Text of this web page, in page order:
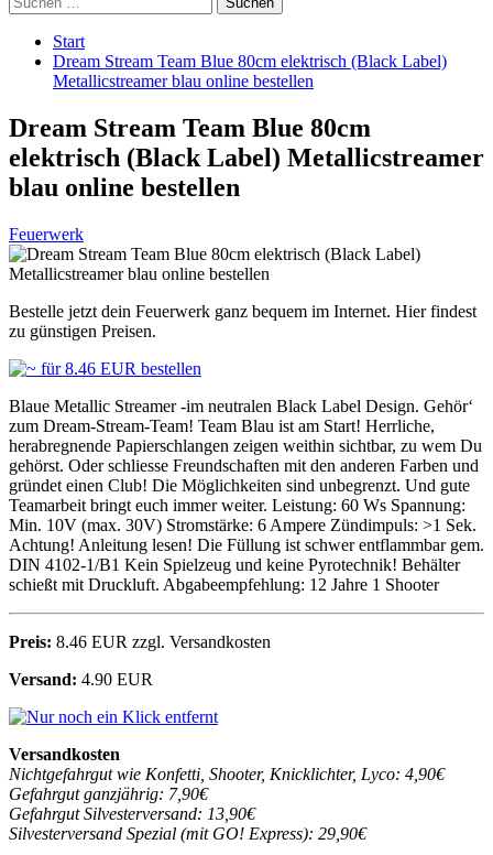
nach:
Start
Dream Stream Team Blue 80cm elektrisch (Black Label)
Metallicstreamer blau online bestellen
Dream Stream Team Blue 80cm
elektrisch (Black Label) Metallicstreamer
blau online bestellen
Feuerwerk
Bestelle jetzt dein Feuerwerk ganz bequem im Internet. Hier findest
zu günstigen Preisen.
Blaue Metallic Streamer -im neutralen Black Label Design. Gehör‘
zum Dream-Stream-Team! Team Blau ist am Start! Herrliche,
herabregnende Papierschlangen zeigen weithin sichtbar, zu wem Du
gehörst. Oder schliesse Freundschaften mit den anderen Farben und
gründet einen Club! Die Möglichkeiten sind unbegrenzt. Und gute
Teamarbeit bringt euch immer weiter. Leistung: 60 Ws Spannung:
Min. 10V (max. 30V) Stromstärke: 6 Ampere Zündimpuls: >1 Sek.
Achtung! Anleitung lesen! Die Füllung ist schwer entflammbar gem.
DIN 4102-1/B1 Kein Spielzeug und keine Pyrotechnik! Behälter
schießt mit Druckluft. Abgabeempfehlung: 12 Jahre 1 Shooter
Preis: 8.46 EUR zzgl. Versandkosten
Versand: 4.90 EUR
Versandkosten
Nichtgefahrgut wie Konfetti, Shooter, Knicklichter, Lyco: 4,90€
Gefahrgut ganzjährig: 7,90€
Gefahrgut Silvesterversand: 13,90€
Silvesterversand Spezial (mit GO! Express): 29,90€